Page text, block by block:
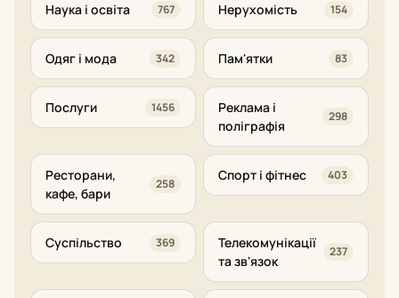
Наука і освіта 767 Нерухомість 154
Одяг і мода 342 Пам'ятки 83
Послуги 1456
Реклама і
поліграфія
298
Ресторани,
кафе, бари
258
Спорт і фітнес 403
Суспільство 369
Телекомунікації
та зв'язок
237